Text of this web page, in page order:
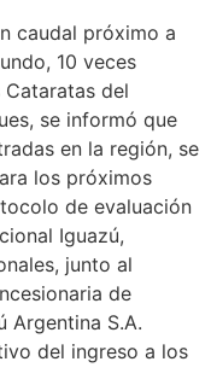
caudal próximo a
10 veces
del
se informó que
en la región, se
los próximos
de evaluación
Iguazú,
junto al
de
Argentina S.A.
del ingreso a los